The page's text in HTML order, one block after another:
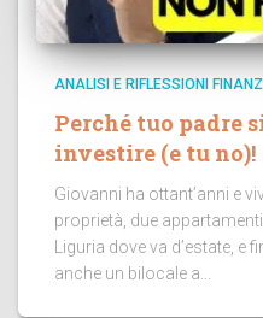
ANALISI E RIFLESSIONI
Perché tuo padre
investire (e tu no)!
Giovanni ha ottant’anni e
proprietà, due
Liguria dove va d’estate, e
anche un bilocale a...